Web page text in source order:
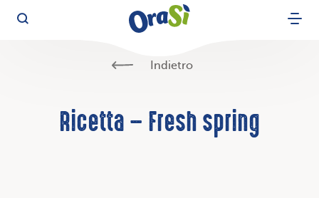
OraSì
Cerca Menu
Indietro
Ricetta – Fresh spring